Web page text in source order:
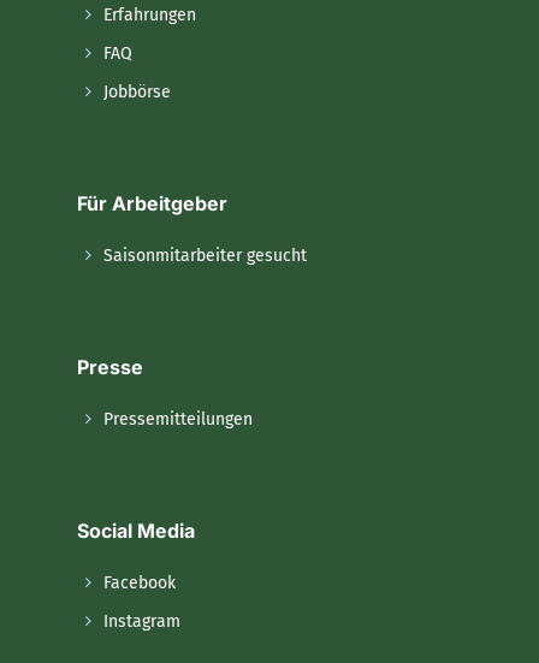
Erfahrungen
FAQ
Jobbörse
Für Arbeitgeber
Saisonmitarbeiter gesucht
Presse
Pressemitteilungen
Social Media
Facebook
Instagram